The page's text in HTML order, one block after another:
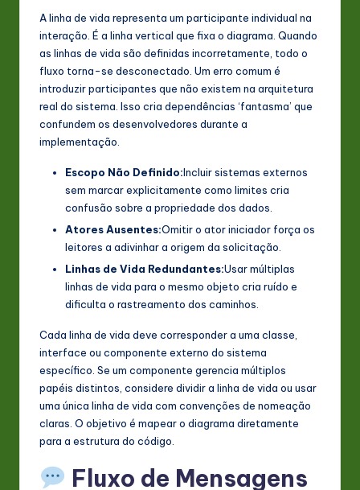
o
ft
w
ti
o
A linha de vida representa um participante individual na
interação. É a linha vertical que fixa o diagrama. Quando
as linhas de vida são definidas incorretamente, todo o
fluxo torna-se desconectado. Um erro comum é
introduzir participantes que não existem na arquitetura
real do sistema. Isso cria dependências ‘fantasma’ que
confundem os desenvolvedores durante a
implementação.
Escopo Não Definido:Incluir sistemas externos
sem marcar explicitamente como limites cria
confusão sobre a propriedade dos dados.
Atores Ausentes:Omitir o ator iniciador força os
leitores a adivinhar a origem da solicitação.
Linhas de Vida Redundantes:Usar múltiplas
linhas de vida para o mesmo objeto cria ruído e
dificulta o rastreamento dos caminhos.
Cada linha de vida deve corresponder a uma classe,
interface ou componente externo do sistema
específico. Se um componente gerencia múltiplos
papéis distintos, considere dividir a linha de vida ou usar
uma única linha de vida com convenções de nomeação
claras. O objetivo é mapear o diagrama diretamente
para a estrutura do código.
Fluxo de Mensagens